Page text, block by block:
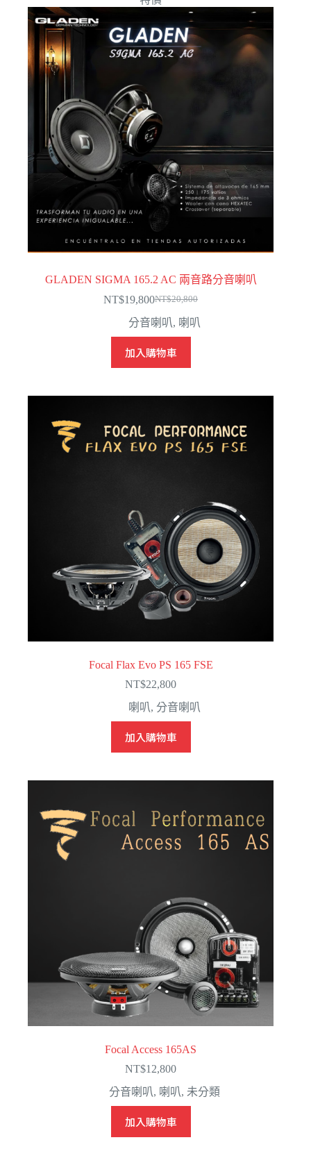
GLADEN SIGMA 165.2 AC 兩音路分音喇叭​
NT$20,800
始
格：
NT$19,800
前
格：
分音喇叭, 喇叭
加入購物車
Focal Flax Evo PS 165 FSE
NT$22,800
喇叭,分音喇叭
加入購物車
Focal Access 165AS
NT$12,800
分音喇叭, 喇叭,未分類
加入購物車